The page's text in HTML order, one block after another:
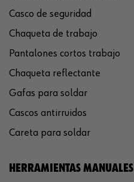
Casco de seguridad
Chaqueta de trabajo
Pantalones cortos trabajo
Chaqueta reflectante
Gafas para soldar
Cascos antirruidos
Careta para soldar
HERRAMIENTAS MANUALES